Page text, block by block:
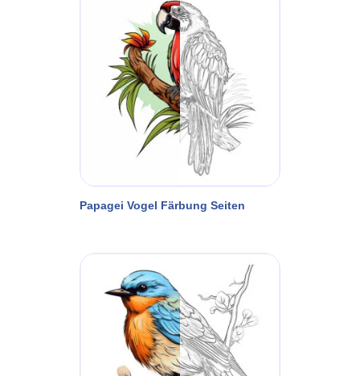
Papagei Vogel Färbung Seiten